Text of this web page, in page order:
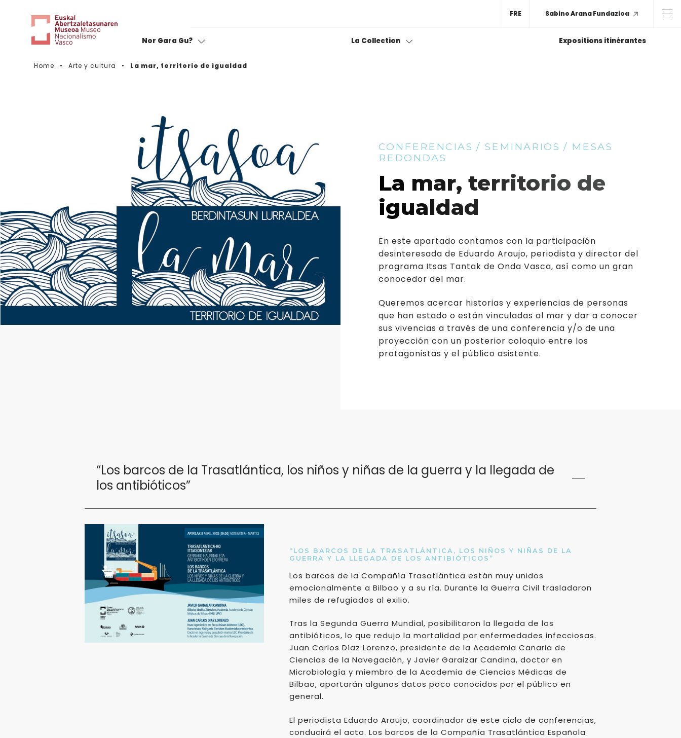
Nor Gara Gu? La Collection
Museotik
Expositions itinérantes
FRE Sabino Arana Fundazioa
Home Arte y cultura La mar, territorio de igualdad
CONFERENCIAS / SEMINARIOS / MESAS
REDONDAS
La mar, territorio de
igualdad
En este apartado contamos con la participación
desinteresada de Eduardo Araujo, periodista y director del
programa Itsas Tantak de Onda Vasca, así como un gran
conocedor del mar.
Queremos acercar historias y experiencias de personas
que han estado o están vinculadas al mar y dar a conocer
sus vivencias a través de una conferencia y/o de una
proyección con un posterior coloquio entre los
protagonistas y el público asistente.
“Los barcos de la Trasatlántica, los niños y niñas de la guerra y la llegada de
los antibióticos”
“LOS BARCOS DE LA TRASATLÁNTICA, LOS NIÑOS Y NIÑAS DE LA
GUERRA Y LA LLEGADA DE LOS ANTIBIÓTICOS”
Los barcos de la Compañía Trasatlántica están muy unidos
emocionalmente a Bilbao y a su ría. Durante la Guerra Civil trasladaron
miles de refugiados al exilio.
Tras la Segunda Guerra Mundial, posibilitaron la llegada de los
antibióticos, lo que redujo la mortalidad por enfermedades infecciosas.
Juan Carlos Díaz Lorenzo, presidente de la Academia Canaria de
Ciencias de la Navegación, y Javier Garaizar Candina, doctor en
Microbiología y miembro de la Academia de Ciencias Médicas de
Bilbao, aportarán algunos datos poco conocidos por el público en
general.
El periodista Eduardo Araujo, coordinador de este ciclo de conferencias,
conducirá el acto. Los barcos de la Compañía Trasatlántica Española